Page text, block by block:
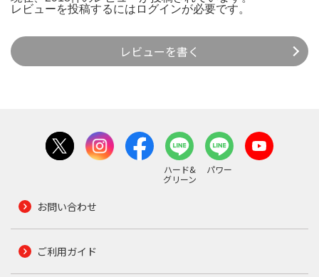
レビューを投稿するには ログインが必要です。
レビューを書く
ハード&
グリーン
パワー
お問い合わせ
ご利用ガイド